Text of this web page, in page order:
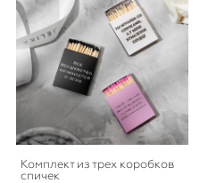
Комплект из трех коробков
спичек